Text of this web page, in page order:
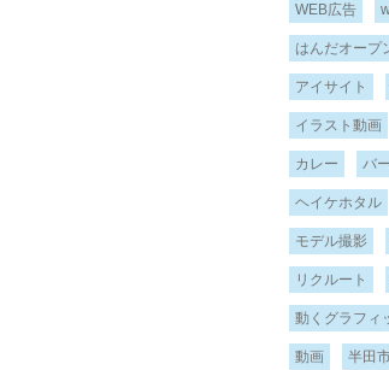
WEB広告
はんだオープ
アイサイト
イラスト動画
カレー バ
ヘイケホタル
モデル撮影
リクルート
動くグラフィ
動画 半田